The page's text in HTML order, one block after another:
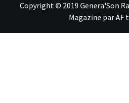
Copyright © 2019 Genera'Son
Magazine parAF